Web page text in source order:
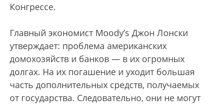
Конгрессе.
Главный экономист Moody’s Джон Лонски
утверждает: проблема американских
домохозяйств и банков — в их огромных
долгах. На их погашение и уходит большая
часть дополнительных средств, получаемых
от государства. Следовательно, они не могут